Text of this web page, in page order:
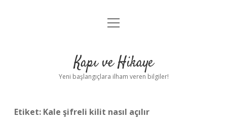
Anasayfa
Yasal Uyarı
menüyü
Kapı ve Hikaye
Yeni başlangıçlara ilham veren bilgiler!
Etiket: Kale şifreli kilit nasıl açılır